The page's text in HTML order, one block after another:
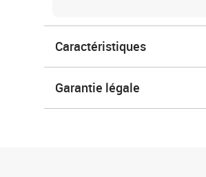
Caractéristiques
Garantie légale